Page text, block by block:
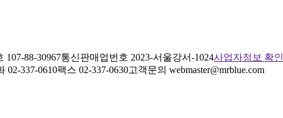
107-88-30967통신판매업번호 2023-서울강서-1024사업자정보 확인
02-337-0610팩스 02-337-0630고객문의 webmaster@mrblue.com